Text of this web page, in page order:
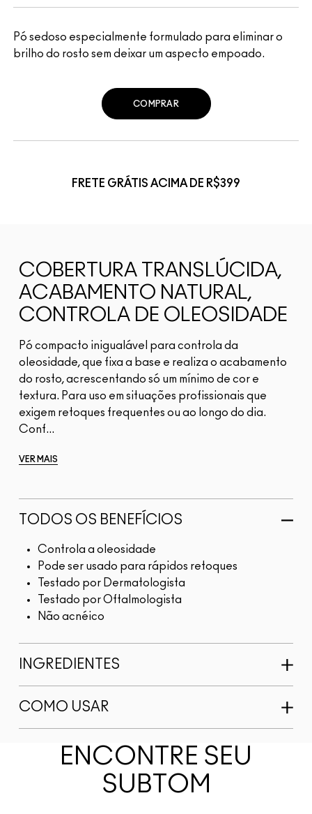
Pó sedoso especialmente formulado para eliminar o
brilho do rosto sem deixar um aspecto empoado.
COMPRAR
FRETE GRÁTIS ACIMA DE R$399
COBERTURA TRANSLÚCIDA,
ACABAMENTO NATURAL,
CONTROLA DE OLEOSIDADE
Pó compacto inigualável para controla da
oleosidade, que fixa a base e realiza o acabamento
do rosto, acrescentando só um mínimo de cor e
textura. Para uso em situações profissionais que
exigem retoques frequentes ou ao longo do dia.
Conf...
VER MAIS
TODOS OS BENEFÍCIOS
Controla a oleosidade
Pode ser usado para rápidos retoques
Testado por Dermatologista
Testado por Oftalmologista
Não acnéico
INGREDIENTES
COMO USAR
ENCONTRE SEU
SUBTOM